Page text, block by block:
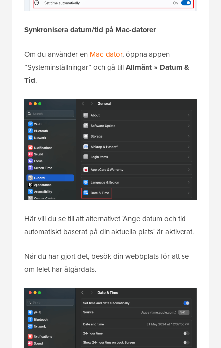
Synkronisera datum/tid på Mac-datorer
Om du använder en Mac-dator, öppna appen
”Systeminställningar” och gå tillAllmänt» Datum &
Tid.
Här vill du se till att alternativet 'Ange datum och tid
automatiskt baserat på din aktuella plats' är aktiverat.
När du har gjort det, besök din webbplats för att se
om felet har åtgärdats.